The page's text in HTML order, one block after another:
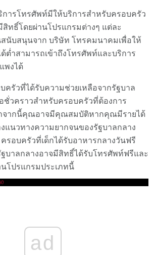
ารโทรศัพท์มีให้บริการสำหรับครอบครัว
ทธิ์โดยผ่านโปรแกรมต่างๆ แต่ละ
สนับสนุนจาก บริษัท โทรคมนาคมเพื่อให้
ต่ำสามารถเข้าถึงโทรศัพท์และบริการ
พงได้
ครัวที่ได้รับความช่วยเหลือจากรัฐบาล
ชั่วคราวสำหรับครอบครัวที่ต้องการ
จากนี้คุณอาจมีคุณสมบัติหากคุณมีรายได้
แนวทางความยากจนของรัฐบาลกลาง
รอบครัวที่เด็กได้รับอาหารกลางวันฟรี
บาลกลางอาจมีสิทธิ์ได้รับโทรศัพท์ฟรีและ
โปรแกรมประเภทนี้
ad